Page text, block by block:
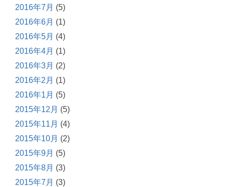
2016年7月 (5)
2016年6月 (1)
2016年5月 (4)
2016年4月 (1)
2016年3月 (2)
2016年2月 (1)
2016年1月 (5)
2015年12月 (5)
2015年11月 (4)
2015年10月 (2)
2015年9月 (5)
2015年8月 (3)
2015年7月 (3)